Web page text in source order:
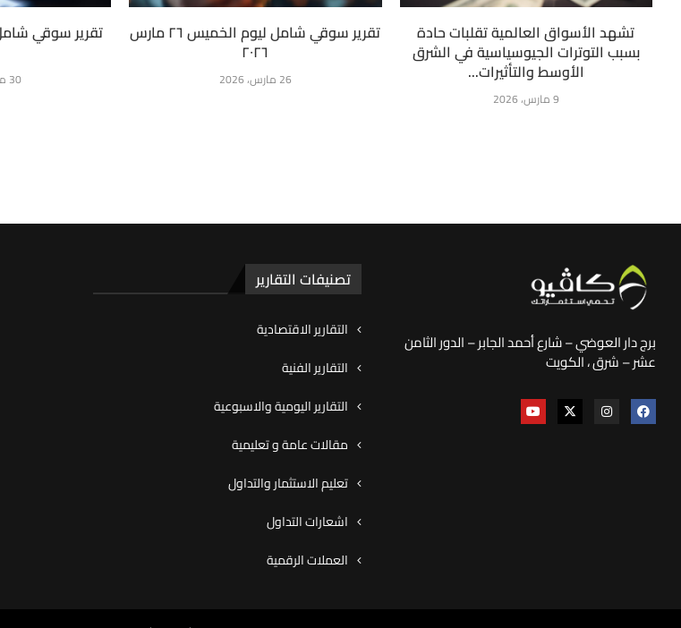
30 مارس، 2026
تقرير سوقي شامل ليوم الخميس ٢٦ مارس
٢٠٢٦
26 مارس، 2026
تشهد الأسواق العالمية تقلبات حادة
بسبب التوترات الجيوسياسية في الشرق
الأوسط والتأثيرات...
9 مارس، 2026
برج دار العوضي – شارع أحمد الجابر – الدور الثامن
عشر – شرق ، الكويت
تصنيفات التقارير
التقارير الاقتصادية
التقارير الفنية
التقارير اليومية والاسبوعية
مقالات عامة و تعليمية
تعليم الاستثمار والتداول
اشعارات التداول
العملات الرقمية